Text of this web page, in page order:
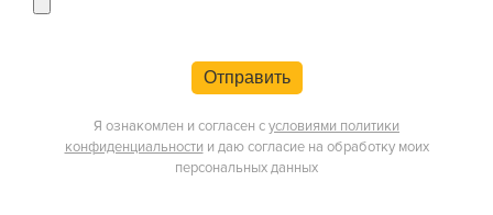
Отправить
Я ознакомлен и согласен сусловиями политики
конфиденциальности и даю согласие на обработку моих
персональных данных